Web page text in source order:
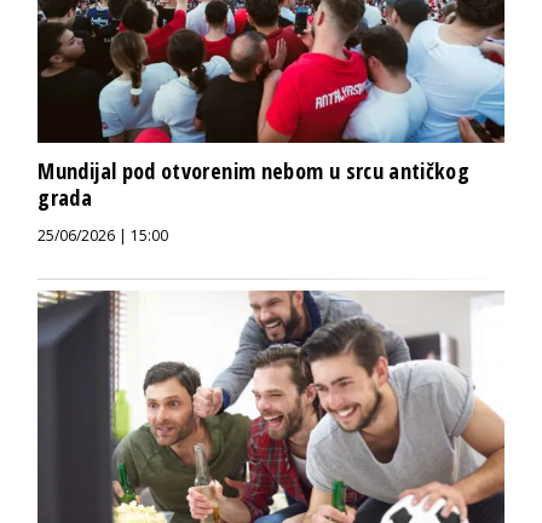
Mundijal pod otvorenim nebom u srcu antičkog
grada
25/06/2026 | 15:00